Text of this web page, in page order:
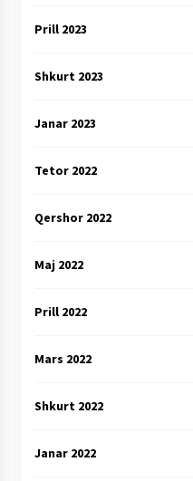
Prill 2023
Shkurt 2023
Janar 2023
Tetor 2022
Qershor 2022
Maj 2022
Prill 2022
Mars 2022
Shkurt 2022
Janar 2022